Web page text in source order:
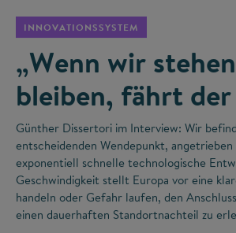
INNOVATIONSSYSTEM
„Wenn wir stehen
bleiben, fährt der
Günther Dissertori im Interview: Wir
entscheidenden Wendepunkt,
exponentiell schnelle technologische
Geschwindigkeit stellt Europa vor eine
handeln oder Gefahr laufen, den
einen dauerhaften Standortnachteil zu